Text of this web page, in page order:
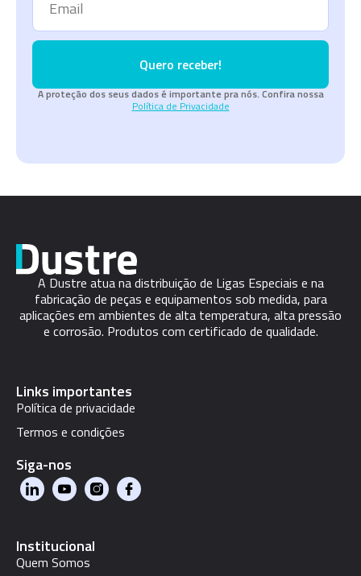
Quero receber!
A proteção dos seus dados é importante pra nós. Confira nossa
Política de Privacidade
A Dustre atua na distribuição de Ligas Especiais e na
fabricação de peças e equipamentos sob medida, para
aplicações em ambientes de alta temperatura, alta pressão
e corrosão. Produtos com certificado de qualidade.
Links importantes
Política de privacidade
Termos e condições
Siga-nos
Institucional
Quem Somos